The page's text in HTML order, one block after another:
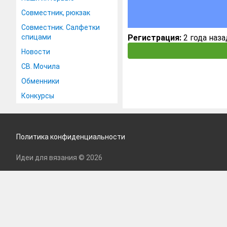
Совместник, рюкзак
Совместник. Салфетки
спицами
Новости
СВ. Мочила
Обменники
Конкурсы
Регистрация: 2 года
Политика конфиденциальности
Идеи для вязания © 2026